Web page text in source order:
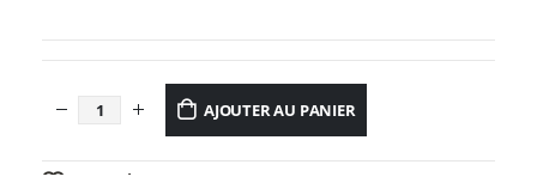
AJOUTER AU PANIER